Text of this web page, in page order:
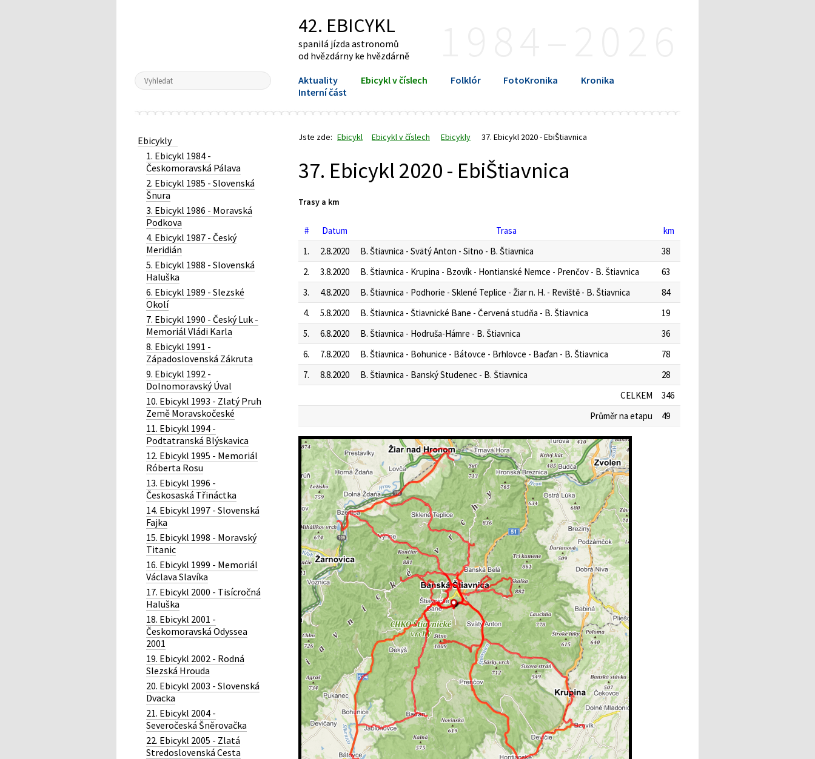
42. EBICYKL
spanilá jízda astronomů
od hvězdárny ke hvězdárně
Aktuality Ebicykl v číslech Folklór FotoKronika
Kronika
Interní část
Jste zde: Ebicykl Ebicykl v číslech Ebicykly 37. Ebicykl 2020 - EbiŠtiavnica
37. Ebicykl 2020 - EbiŠtiavnica
Trasy a km
# Datum Trasa
km
1.
2.8.2020 B. Štiavnica - Svätý Anton - Sitno - B. Štiavnica
38
2.
3.8.2020 B. Štiavnica - Krupina - Bzovík - Hontianské Nemce - Prenčov - B. Štiavnica
63
3.
4.8.2020 B. Štiavnica - Podhorie - Sklené Teplice - Žiar n. H. - Reviště - B. Štiavnica
84
4.
5.8.2020 B. Štiavnica - Štiavnické Bane - Červená studňa - B. Štiavnica
19
5.
6.8.2020 B. Štiavnica - Hodruša-Hámre - B. Štiavnica
36
6.
7.8.2020 B. Štiavnica - Bohunice - Bátovce - Brhlovce - Baďan - B. Štiavnica
78
7.
8.8.2020 B. Štiavnica - Banský Studenec - B. Štiavnica
28
CELKEM
346
Průměr na etapu
49
Ebicykly
1. Ebicykl 1984 -
Českomoravská Pálava
2. Ebicykl 1985 - Slovenská
Šnura
3. Ebicykl 1986 - Moravská
Podkova
4. Ebicykl 1987 - Český
Meridián
5. Ebicykl 1988 - Slovenská
Haluška
6. Ebicykl 1989 - Slezské
Okolí
7. Ebicykl 1990 - Český Luk -
Memoriál Vládi Karla
8. Ebicykl 1991 -
Západoslovenská Zákruta
9. Ebicykl 1992 -
Dolnomoravský Úval
10. Ebicykl 1993 - Zlatý Pruh
Země Moravskočeské
11. Ebicykl 1994 -
Podtatranská Blýskavica
12. Ebicykl 1995 - Memoriál
Róberta Rosu
13. Ebicykl 1996 -
Českosaská Třináctka
14. Ebicykl 1997 - Slovenská
Fajka
15. Ebicykl 1998 - Moravský
Titanic
16. Ebicykl 1999 - Memoriál
Václava Slavíka
17. Ebicykl 2000 - Tisícročná
Haluška
18. Ebicykl 2001 -
Českomoravská Odyssea
2001
19. Ebicykl 2002 - Rodná
Slezská Hrouda
20. Ebicykl 2003 - Slovenská
Dvacka
21. Ebicykl 2004 -
Severočeská Šněrovačka
22. Ebicykl 2005 - Zlatá
Stredoslovenská Cesta